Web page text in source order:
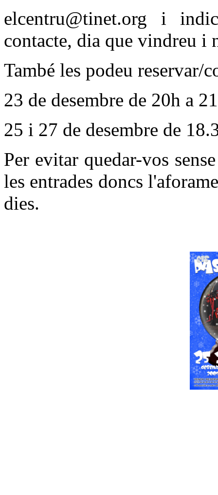
elcentru@tinet.org i
contacte, dia que vindreu i
També les podeu reservar/
23 de desembre de 20h a
25 i 27 de desembre de
Per evitar quedar-vos
les entrades doncs
dies.